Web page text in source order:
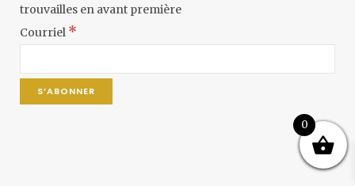
trouvailles en avant première
Courriel *
0